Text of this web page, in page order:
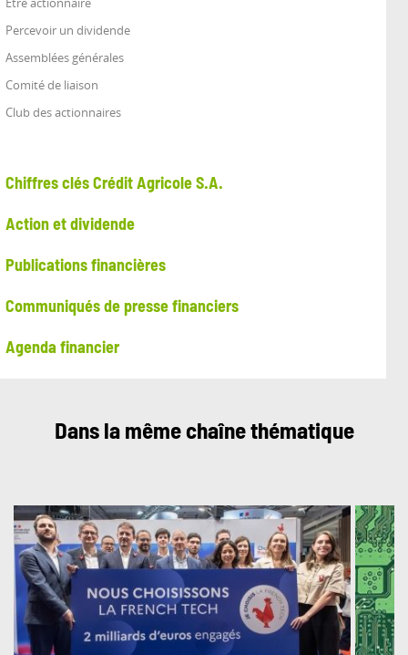
Percevoir un dividende
Assemblées générales
Comité de liaison
Club des actionnaires
Chiffres clés Crédit Agricole S.A.
Action et dividende
Publications financières
Communiqués de presse financiers
Agenda financier
Dans la même chaîne thématique